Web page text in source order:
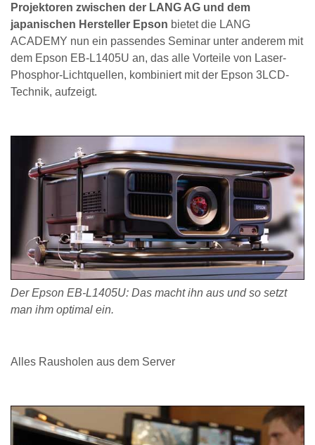
Projektoren zwischen der LANG AG und dem
japanischen Hersteller Epson bietet die LANG
ACADEMY nun ein passendes Seminar unter anderem mit
dem Epson EB-L1405U an, das alle Vorteile von Laser-
Phosphor-Lichtquellen, kombiniert mit der Epson 3LCD-
Technik, aufzeigt.
Der Epson EB-L1405U: Das macht ihn aus und so setzt
man ihm optimal ein.
Alles Rausholen aus dem Server